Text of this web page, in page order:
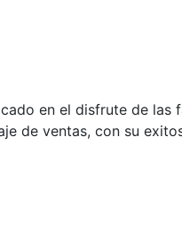
en el disfrute de
de ventas, con su